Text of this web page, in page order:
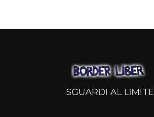
SGUARDI AL LIMITE